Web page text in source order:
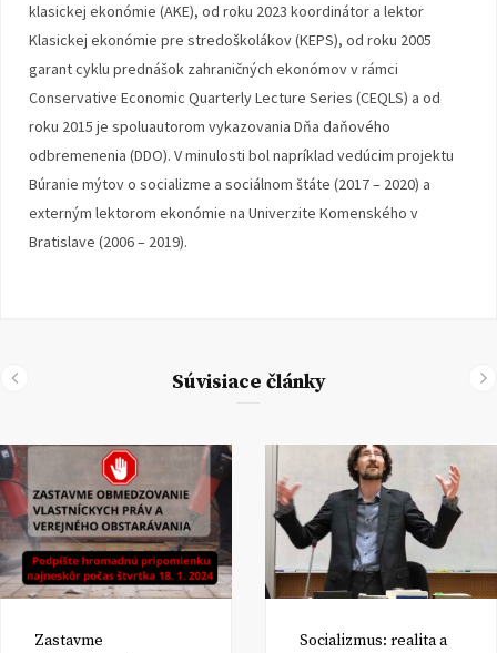
klasickej ekonómie (AKE), od roku 2023 koordinátor a lektor
Klasickej ekonómie pre stredoškolákov (KEPS), od roku 2005
garant cyklu prednášok zahraničných ekonómov v rámci
Conservative Economic Quarterly Lecture Series (CEQLS) a od
roku 2015 je spoluautorom vykazovania Dňa daňového
odbremenenia (DDO). V minulosti bol napríklad vedúcim projektu
Búranie mýtov o socializme a sociálnom štáte (2017 – 2020) a
externým lektorom ekonómie na Univerzite Komenského v
Bratislave (2006 – 2019).
Súvisiace články
Zastavme
Socializmus: realita a